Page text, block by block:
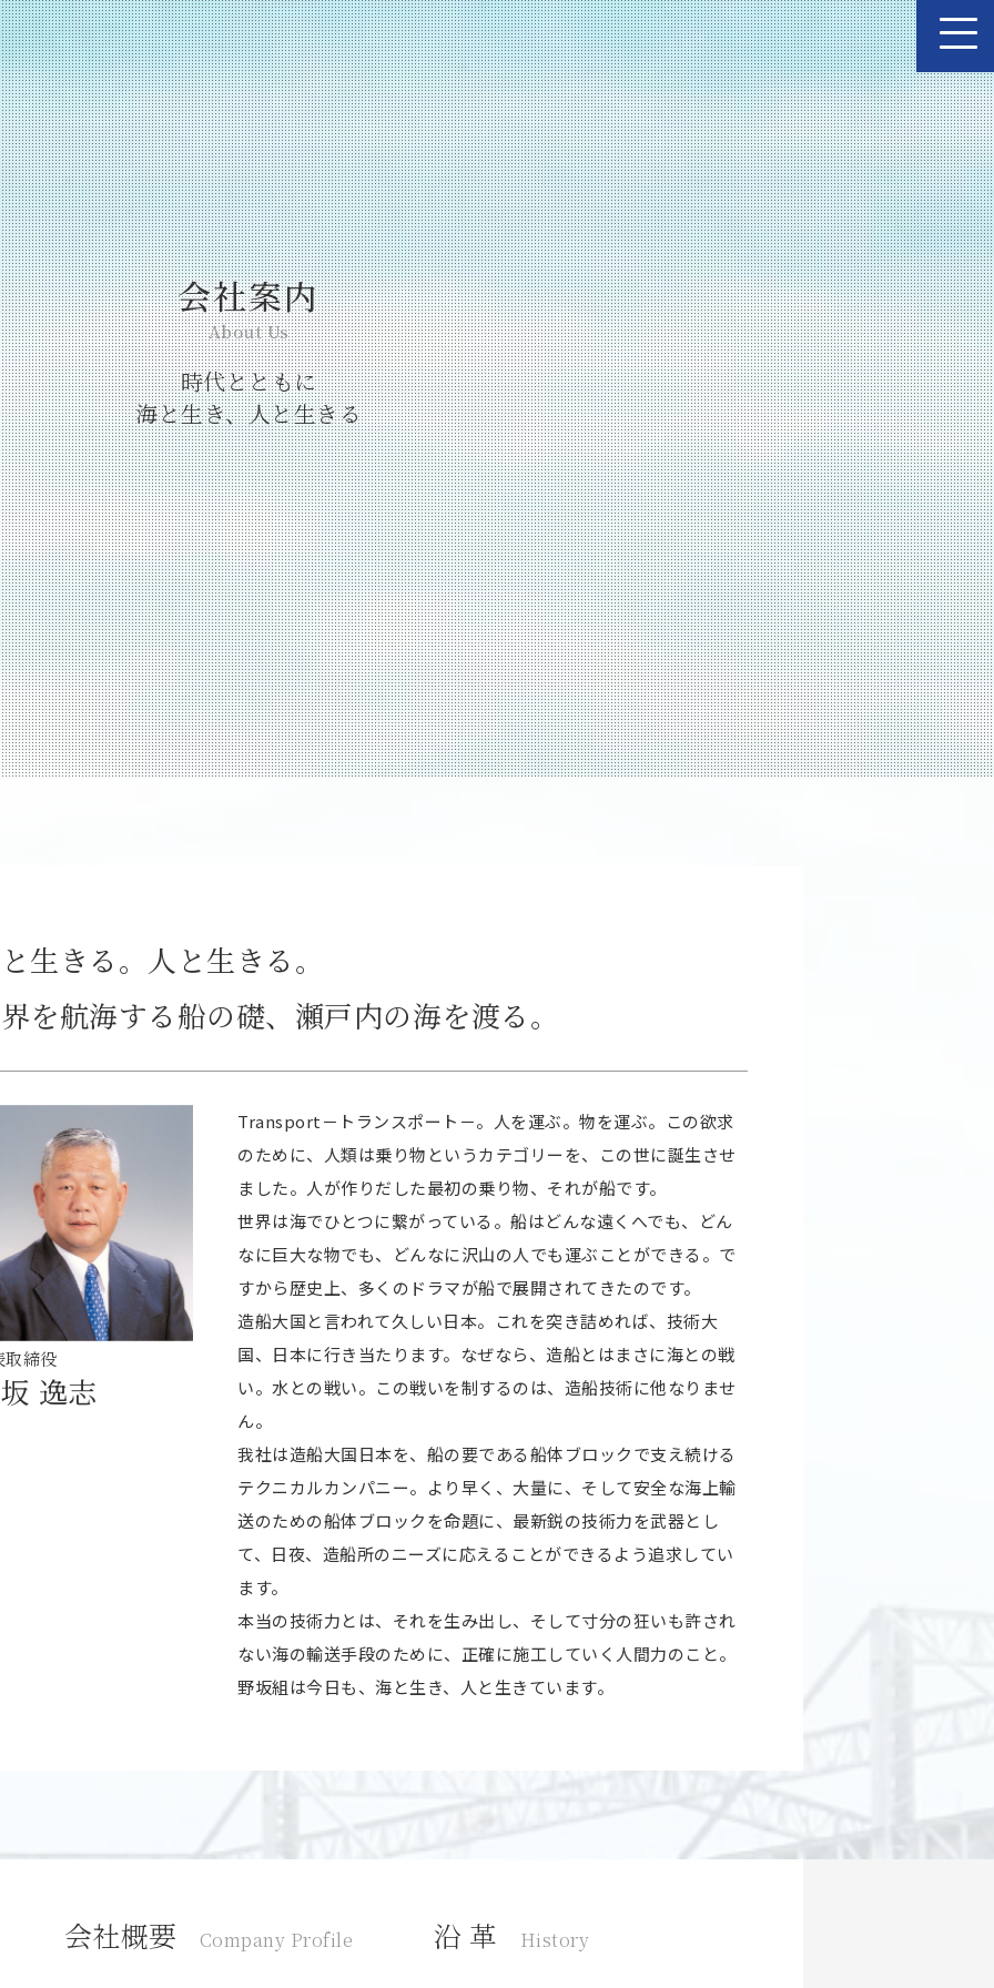
会社案内
About Us
時代とともに
海と生き、人と生きる
生きる。人と生きる。
を航海する船の礎、瀬戸内の海を渡る。
取締役
逸志
Transport－トランスポート－。人を運ぶ。物を運ぶ。この欲求
のために、人類は乗り物というカテゴリーを、この世に誕生させ
ました。人が作りだした最初の乗り物、それが船です。
世界は海でひとつに繋がっている。船はどんな遠くへでも、どん
なに巨大な物でも、どんなに沢山の人でも運ぶことができる。で
すから歴史上、多くのドラマが船で展開されてきたのです。
造船大国と言われて久しい日本。これを突き詰めれば、技術大
国、日本に行き当たります。なぜなら、造船とはまさに海との戦
い。水との戦い。この戦いを制するのは、造船技術に他なりませ
ん。
我社は造船大国日本を、船の要である船体ブロックで支え続ける
テクニカルカンパニー。より早く、大量に、そして安全な海上輸
送のための船体ブロックを命題に、最新鋭の技術力を武器とし
て、日夜、造船所のニーズに応えることができるよう追求してい
ます。
本当の技術力とは、それを生み出し、そして寸分の狂いも許され
ない海の輸送手段のために、正確に施工していく人間力のこと。
野坂組は今日も、海と生き、人と生きています。
会社概要 Company Profile 沿 革 History